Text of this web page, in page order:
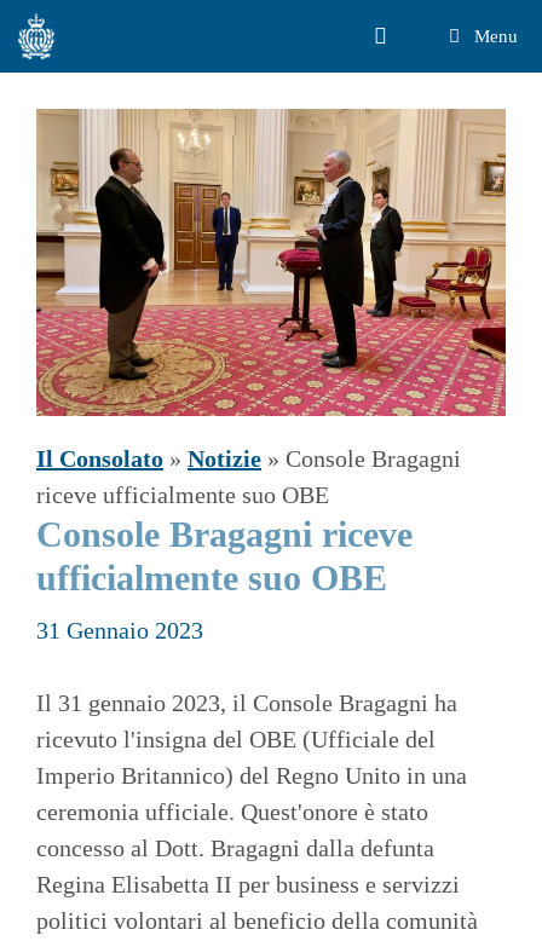
Vai
Menu
Il Consolato » Notizie » Console Bragagni
riceve ufficialmente suo OBE
Console Bragagni riceve
ufficialmente suo OBE
31 Gennaio 2023
Il 31 gennaio 2023, il Console Bragagni ha
ricevuto l'insigna del OBE (Ufficiale del
Imperio Britannico) del Regno Unito in una
ceremonia ufficiale. Quest'onore è stato
concesso al Dott. Bragagni dalla defunta
Regina Elisabetta II per business e servizzi
politici volontari al beneficio della comunità